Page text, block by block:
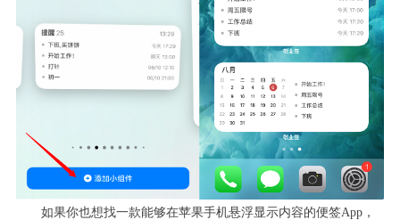
如果你也想找一款能够在苹果手机悬浮显示内容的便签App，